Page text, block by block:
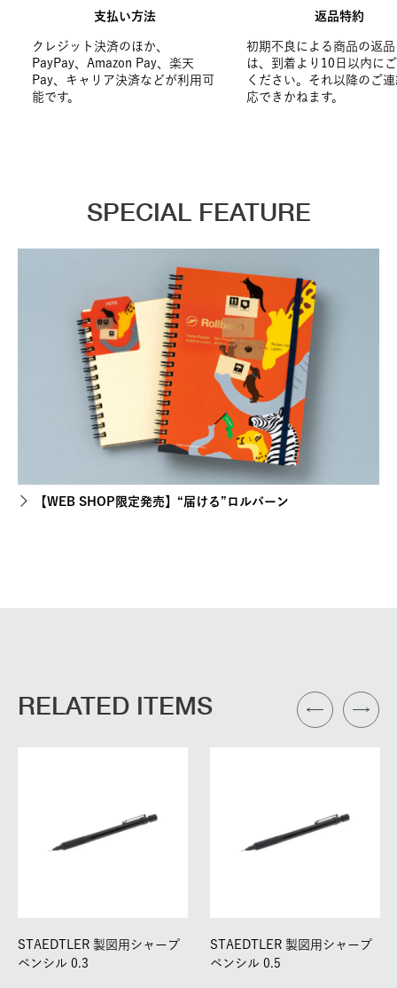
支払い方法
クレジット決済のほか、
PayPay、Amazon Pay、楽天
Pay、キャリア決済などが利用可
能です。
返品特約
初期不良による商品の返
は、到着より10日以内に
ください。それ以降のご
応できかねます。
SPECIAL FEATURE
【WEB SHOP限定発売】“届ける”ロルバーン
RELATED ITEMS
STAEDTLER 製図用シャープ
ペンシル 0.3
STAEDTLER 製図用シャープ
ペンシル 0.5